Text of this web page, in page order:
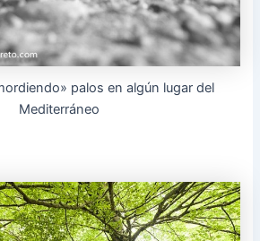
palos en algún lugar del
Mediterráneo